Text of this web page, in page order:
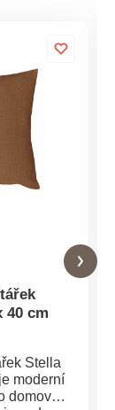
40 cm
Stella
moderní
domova.